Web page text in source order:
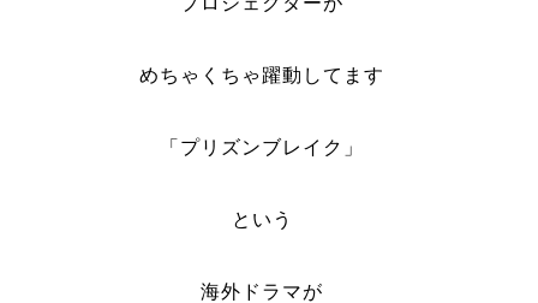
めちゃくちゃ躍動してます
「プリズンブレイク」
という
海外ドラマが